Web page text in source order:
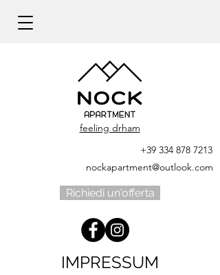
feeling drham
+39 334 878 7213
nockapartment@outlook.com
Richiedi un'offerta
IMPRESSUM